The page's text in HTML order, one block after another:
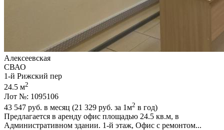
Алексеевская
СВАО
1-й Рижский пер
24.5 м2
Лот №: 1095106
43 547 руб. в месяц (21 329 руб. за 1м2 в год)
Предлагается в аренду офис площадью 24.5 кв.м,­ в
Административном здании. 1-й этаж,­ Офис с ремонтом...